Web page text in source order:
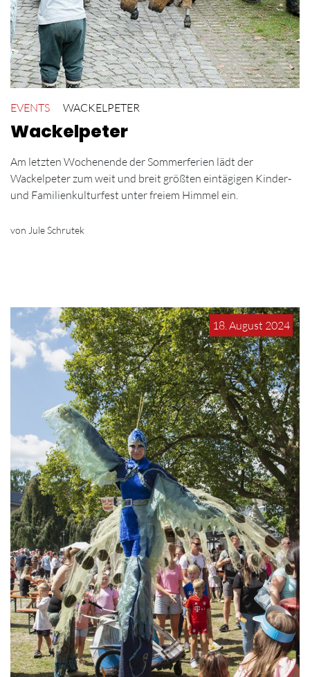
EVENTS WACKELPETER
Wackelpeter
Am letzten Wochenende der Sommerferien lädt der
Wackelpeter zum weit und breit größten eintägigen Kinder-
und Familienkulturfest unter freiem Himmel ein.
von Jule Schrutek
18. August 2024